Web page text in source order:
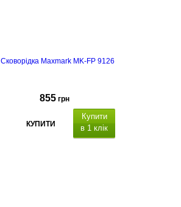
Сковорідка Maxmark MK-FP 9126
855 грн
КУПИТИ
Купити
в 1 клік